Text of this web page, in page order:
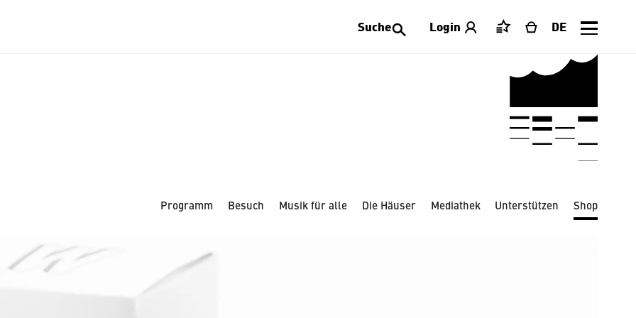
Suche
Login
DE
Programm Besuch Musik für alle Die Häuser Mediathek Unterstützen Shop
Spielwaren